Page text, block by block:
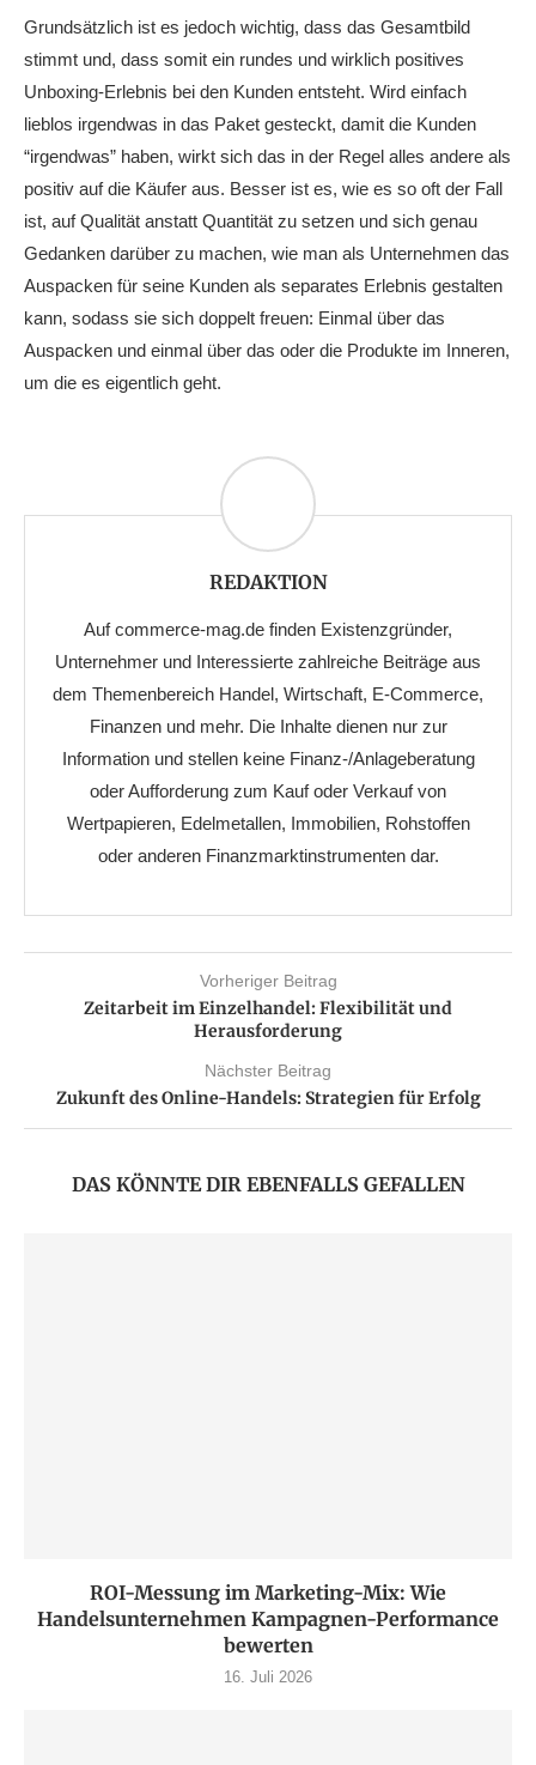
Grundsätzlich ist es jedoch wichtig, dass das Gesamtbild
stimmt und, dass somit ein rundes und wirklich positives
Unboxing-Erlebnis bei den Kunden entsteht. Wird einfach
lieblos irgendwas in das Paket gesteckt, damit die Kunden
“irgendwas” haben, wirkt sich das in der Regel alles andere als
positiv auf die Käufer aus. Besser ist es, wie es so oft der Fall
ist, auf Qualität anstatt Quantität zu setzen und sich genau
Gedanken darüber zu machen, wie man als Unternehmen das
Auspacken für seine Kunden als separates Erlebnis gestalten
kann, sodass sie sich doppelt freuen: Einmal über das
Auspacken und einmal über das oder die Produkte im Inneren,
um die es eigentlich geht.
REDAKTION
Auf commerce-mag.de finden Existenzgründer,
Unternehmer und Interessierte zahlreiche Beiträge aus
dem Themenbereich Handel, Wirtschaft, E-Commerce,
Finanzen und mehr. Die Inhalte dienen nur zur
Information und stellen keine Finanz-/Anlageberatung
oder Aufforderung zum Kauf oder Verkauf von
Wertpapieren, Edelmetallen, Immobilien, Rohstoffen
oder anderen Finanzmarktinstrumenten dar.
Vorheriger Beitrag
Zeitarbeit im Einzelhandel: Flexibilität und
Herausforderung
Nächster Beitrag
Zukunft des Online-Handels: Strategien für Erfolg
DAS KÖNNTE DIR EBENFALLS GEFALLEN
ROI-Messung im Marketing-Mix: Wie
Handelsunternehmen Kampagnen-Performance
bewerten
16. Juli 2026